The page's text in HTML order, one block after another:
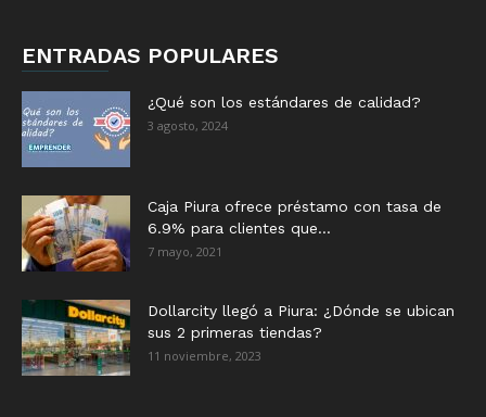
ENTRADAS POPULARES
¿Qué son los estándares de calidad?
3 agosto, 2024
Caja Piura ofrece préstamo con tasa de
6.9% para clientes que...
7 mayo, 2021
Dollarcity llegó a Piura: ¿Dónde se ubican
sus 2 primeras tiendas?
11 noviembre, 2023